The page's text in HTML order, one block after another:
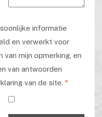
informatie
en verwerkt voor
mijn opmerking, en
van antwoorden
van de site. *